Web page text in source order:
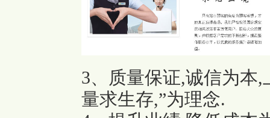
3、质量保证,诚信为本
量求生存,”为理念.